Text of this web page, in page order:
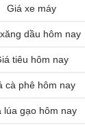
Giá xe máy
dầu hôm nay
tiêu hôm nay
cà phê hôm nay
lúa gạo hôm nay